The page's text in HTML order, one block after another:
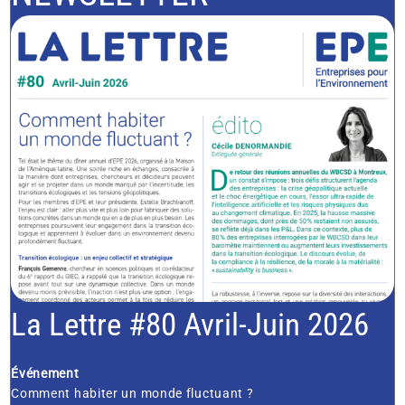
La Lettre #80 Avril-Juin 2026
Événement
Comment habiter un monde fluctuant ?